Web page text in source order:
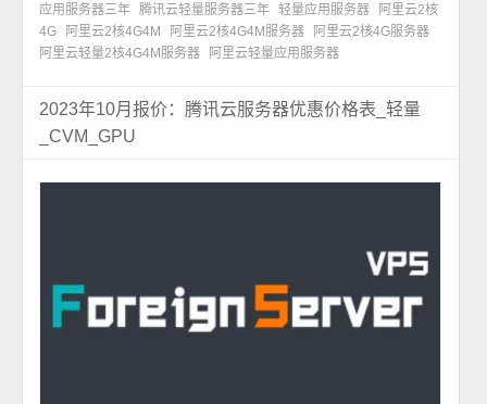
应用服务器三年 腾讯云轻量服务器三年 轻量应用服务器
阿里云2核
4G
阿里云2核4G4M 阿里云2核4G4M服务器
阿里云2核4G服务器
阿里云轻量2核4G4M服务器
阿里云轻量应用服务器
2023年10月报价：腾讯云服务器优惠价格表_轻量
_CVM_GPU